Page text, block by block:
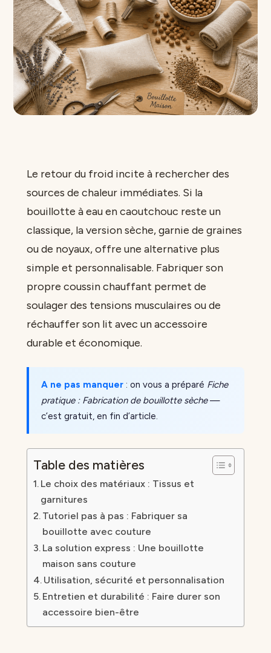
Le retour du froid incite à rechercher des
sources de chaleur immédiates. Si la
bouillotte à eau en caoutchouc reste un
classique, la version sèche, garnie de graines
ou de noyaux, offre une alternative plus
simple et personnalisable. Fabriquer son
propre coussin chauffant permet de
soulager des tensions musculaires ou de
réchauffer son lit avec un accessoire
durable et économique.
A ne pas manquer : on vous a préparé Fiche
pratique : Fabrication de bouillotte sèche—
c’est gratuit, en fin d’article.
Table des matières
Le choix des matériaux : Tissus et
garnitures
Tutoriel pas à pas : Fabriquer sa
bouillotte avec couture
La solution express : Une bouillotte
maison sans couture
Utilisation, sécurité et personnalisation
Entretien et durabilité : Faire durer son
accessoire bien-être